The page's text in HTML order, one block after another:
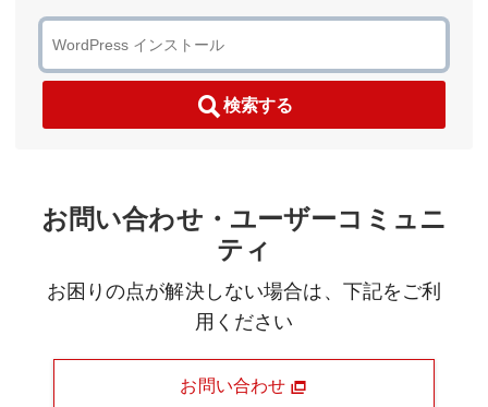
検索する
お問い合わせ・ユーザーコミュニ
ティ
お困りの点が解決しない場合は、下記をご利
用ください
お問い合わせ